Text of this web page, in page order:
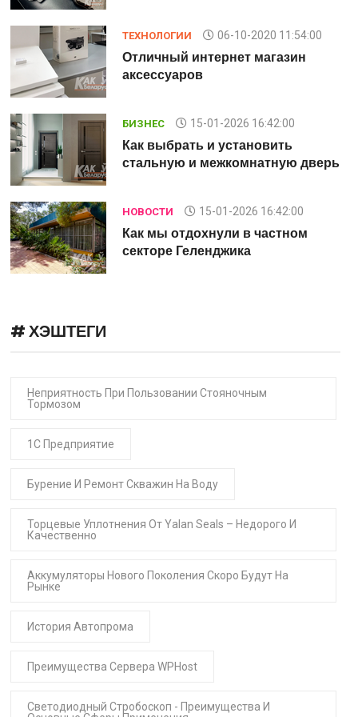
ТЕХНОЛОГИИ 06-10-2020 11:54:00
Отличный интернет магазин
аксессуаров
БИЗНЕС 15-01-2026 16:42:00
Как выбрать и установить
стальную и межкомнатную дверь
НОВОСТИ 15-01-2026 16:42:00
Как мы отдохнули в частном
секторе Геленджика
# ХЭШТЕГИ
Неприятность При Пользовании Стояночным
Тормозом
1С Предприятие
Бурение И Ремонт Скважин На Воду
Торцевые Уплотнения От Yalan Seals – Недорого И
Качественно
Аккумуляторы Нового Поколения Скоро Будут На
Рынке
История Автопрома
Преимущества Сервера WPHost
Светодиодный Стробоскоп - Преимущества И